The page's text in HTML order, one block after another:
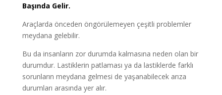
Başında Gelir.
Araçlarda önceden öngörülemeyen çeşitli problemler
meydana gelebilir.
Bu da insanların zor durumda kalmasına neden olan bir
durumdur. Lastiklerin patlaması ya da lastiklerde farklı
sorunların meydana gelmesi de yaşanabilecek arıza
durumları arasında yer alır.